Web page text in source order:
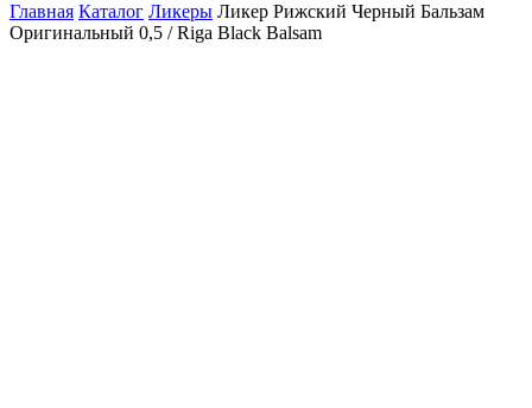
Главная Каталог Ликеры Ликер Рижский Черный Бальзам
Оригинальный 0,5 / Riga Black Balsam